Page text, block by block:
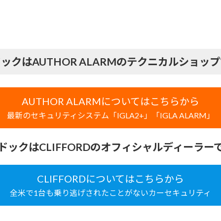
クはAUTHOR ALARMのテクニカルショップ
AUTHOR ALARMについてはこちらから
最新のセキュリティシステム「IGLA2+」「IGLA ALARM」
ックはCLIFFORDのオフィシャルディーラー
CLIFFORDについてはこちらから
全米で1台も乗り逃げされたことがないカーセキュリティ